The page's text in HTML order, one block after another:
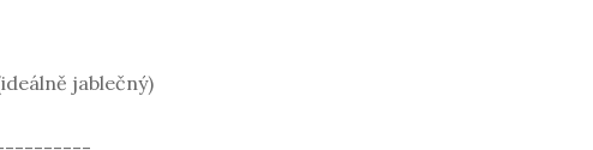
jablečný)